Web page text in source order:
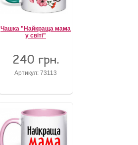
Чашка "Найкраща мама
у світі"
240 грн.
Артикул: 73113